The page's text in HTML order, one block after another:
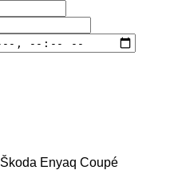
Škoda Enyaq Coupé